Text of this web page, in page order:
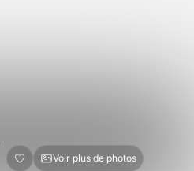
Voir plus de photos